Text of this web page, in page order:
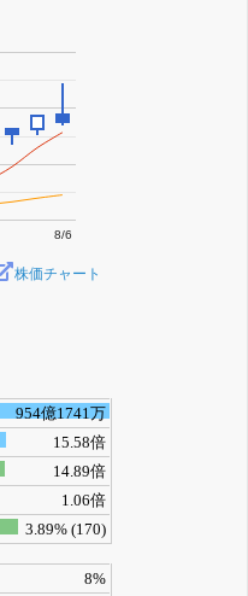
8/6
株価チャート
954億1741万
15.58倍
14.89倍
1.06倍
3.89% (170)
8%